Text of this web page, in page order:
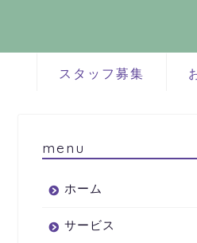
スタッフ募集
menu
ホーム
サービス